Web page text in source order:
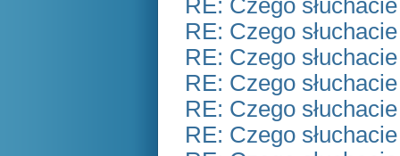
RE: Czego
RE: Czego
RE: Czego
RE: Czego
RE: Czego
RE: Czego